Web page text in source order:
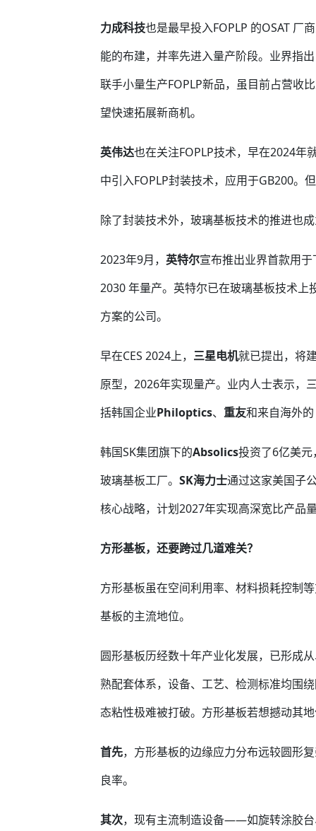
力成科技也是最早投入FOPLP 的OSAT 厂
能的布建，并率先进入量产阶段。业界指
联手小量生产FOPLP新品，虽目前占营收
望快速拓展新商机。
英伟达也在关注FOPLP技术，早在2024年
中引入FOPLP封装技术，应用于GB200。
除了封装技术外，玻璃基板技术的推进也
2023年9月， 英特尔宣布推出业界首款用
2030 年量产。英特尔已在玻璃基板技术
方案的公司。
早在CES 2024上， 三星电机就已提出，将
原型，2026年实现量产。业内人士表示，
括韩国企业Philoptics、 重友和来自海外的
韩国SK集团旗下的Absolics投资了6亿美
玻璃基板工厂。 SK海力士通过这家美国子
核心战略，计划2027年实现高深宽比产品
方形基板，还要跨过几道难关？
方形基板虽在空间利用率、材料损耗控制
基板的主流地位。
圆形基板历经数十年产业化发展，已形成
熟配套体系，设备、工艺、检测标准均围
态粘性极难被打破。方形基板若想撼动其
首先，方形基板的边缘应力分布远较圆形
良率。
其次，现有主流制造设备——如旋转涂胶